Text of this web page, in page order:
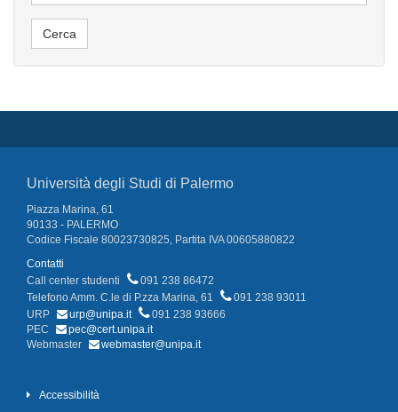
Università degli Studi di Palermo
Piazza Marina, 61
90133 - PALERMO
Codice Fiscale 80023730825, Partita IVA 00605880822
Contatti
Call center studenti
091 238 86472
Telefono Amm. C.le di P.zza Marina, 61
091 238 93011
URP
urp@unipa.it
091 238 93666
PEC
pec@cert.unipa.it
Webmaster
webmaster@unipa.it
Accessibilità